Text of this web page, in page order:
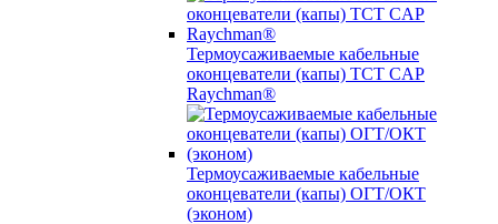
Термоусаживаемые кабельные
оконцеватели (капы) ТCT CAP
Raychman®
Термоусаживаемые кабельные
оконцеватели (капы) ОГТ/ОКТ
(эконом)